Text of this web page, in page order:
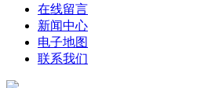
在线留言
新闻中心
电子地图
联系我们